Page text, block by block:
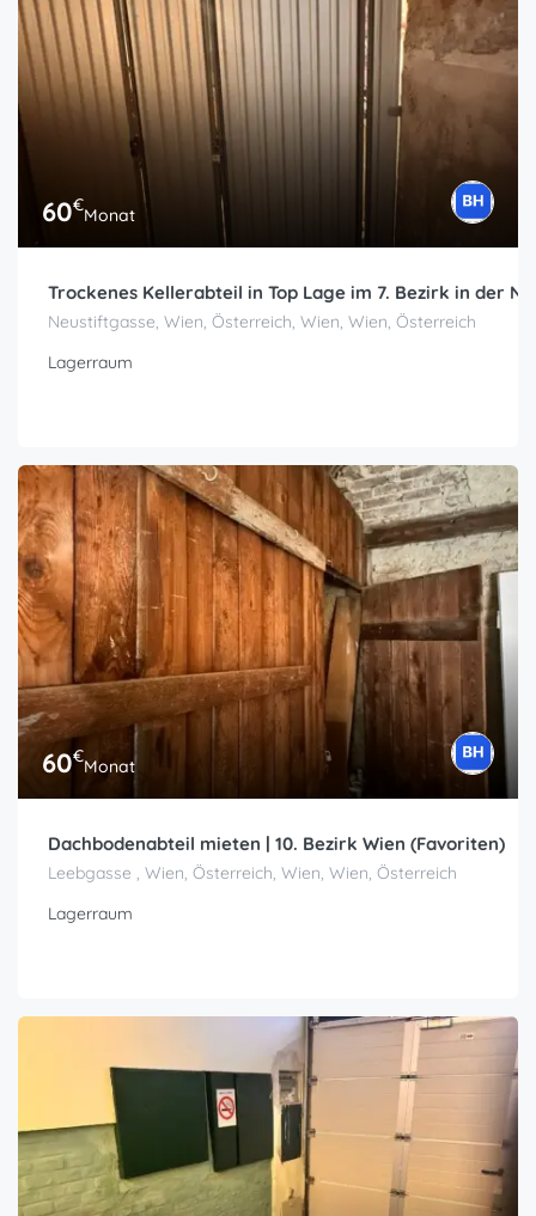
60€Monat
Trockenes Kellerabteil in Top Lage im 7. Bezirk in der
Neustiftgasse, Wien, Österreich, Wien, Wien, Österreich
Lagerraum
60€Monat
Dachbodenabteil mieten | 10. Bezirk Wien (Favoriten)
Leebgasse , Wien, Österreich, Wien, Wien, Österreich
Lagerraum